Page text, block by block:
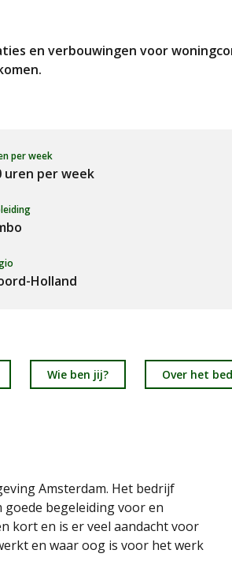
en verbouwingen voor
per week
uren per week
Holland
Wie ben jij? Over het
Amsterdam. Het bedrijf
begeleiding voor en
kort en is er veel aandacht voor
en waar oog is voor het werk